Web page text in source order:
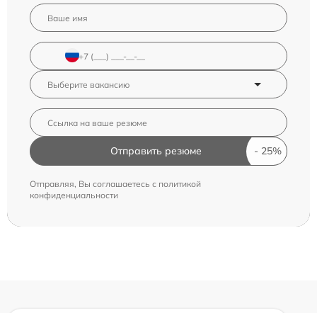
Отправить резюме
Отправляя, Вы соглашаетесь с политикой
конфиденциальности